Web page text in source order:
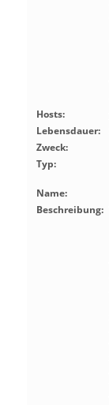
Hosts:
Lebensdauer:
Zweck:
Typ:
Name:
Beschreibung: